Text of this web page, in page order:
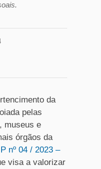
da
pelas
museus e
órgãos da
nº 04 / 2023 –
visa a valorizar